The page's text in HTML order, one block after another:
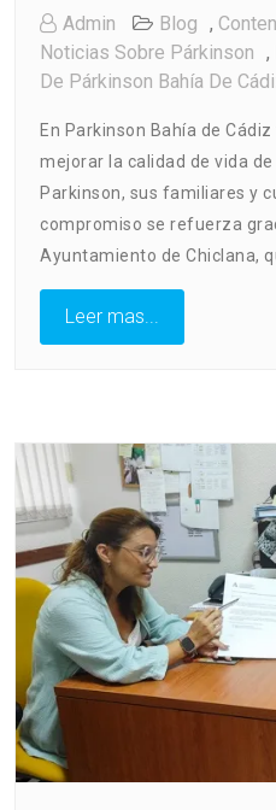
Admin Blog ,
Noticias Sobre Párkinson ,
De Párkinson Bahía De
En Parkinson Bahía de
mejorar la calidad de vida
Parkinson, sus familiares y
compromiso se refuerza
Ayuntamiento de Chiclana,
Leer mas...